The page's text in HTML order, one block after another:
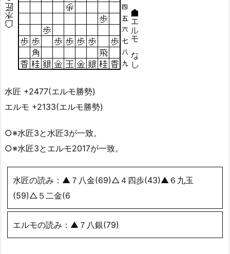
水匠 +2477(エルモ勝勢)
エルモ +2133(エルモ勝勢)
○※水匠3と水匠3が一致。
○※水匠3とエルモ2017が一致。
水匠の読み：▲７八金(69)△４四歩(43)▲６九玉
(59)△５二金(6
エルモの読み：▲７八銀(79)